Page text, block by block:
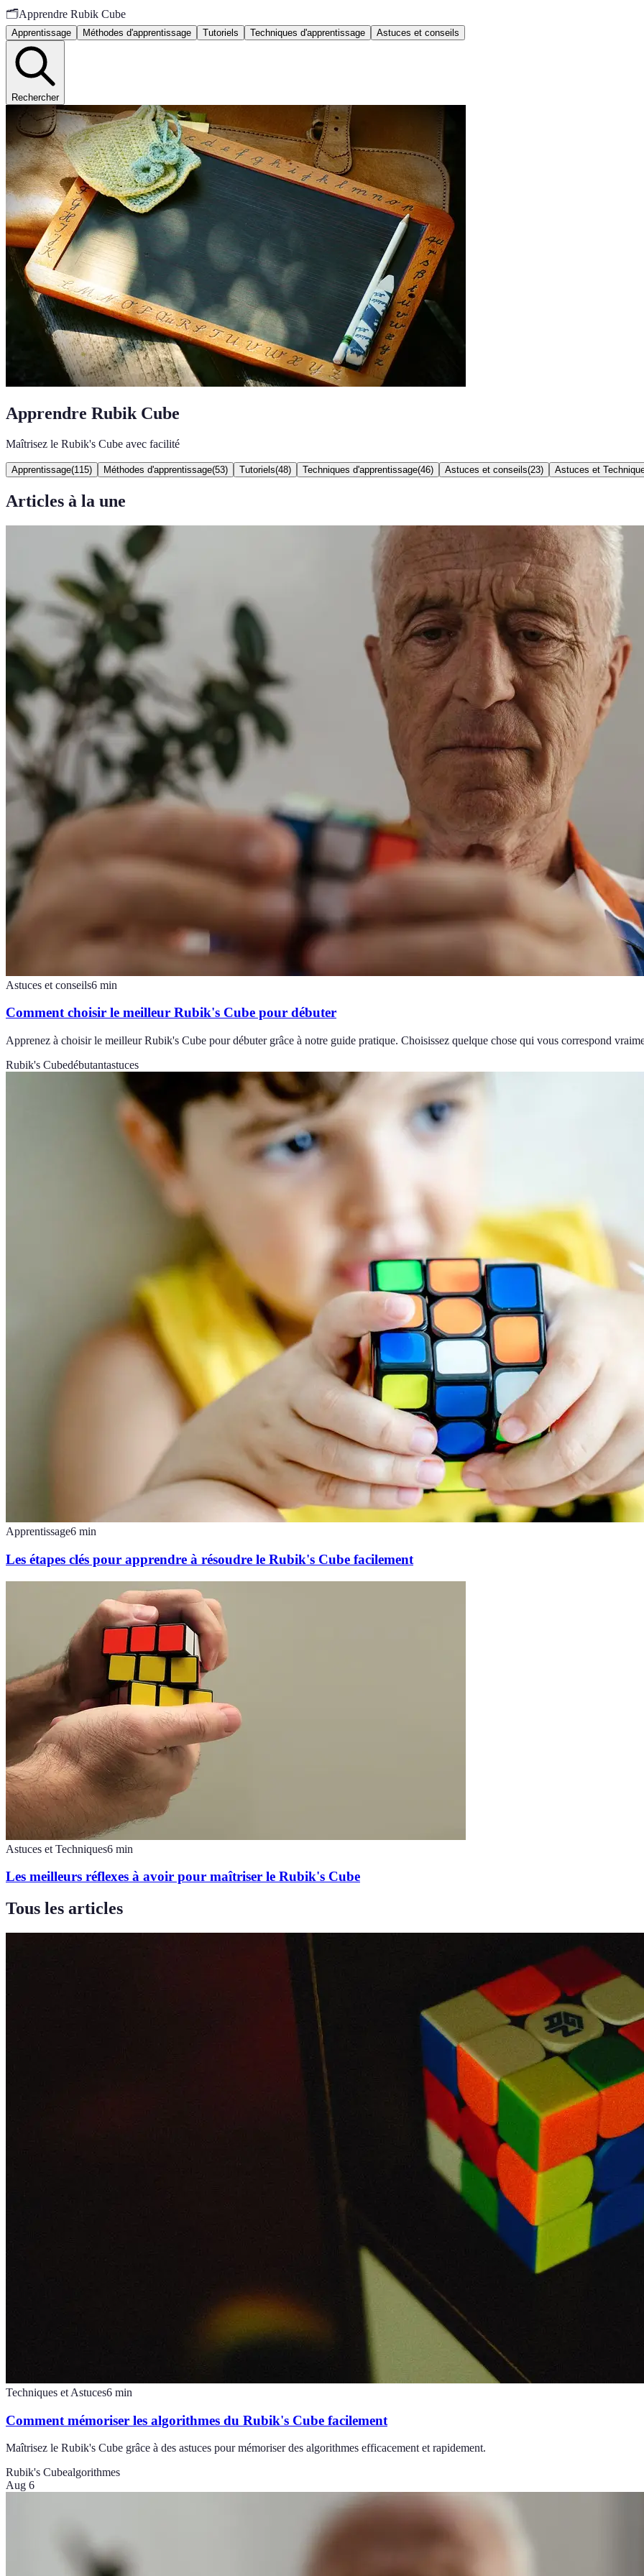
🗂️Apprendre Rubik Cube
Apprentissage Méthodes d'apprentissage Tutoriels Techniques d'apprentissage Astuces et conseils
Rechercher
Apprendre Rubik Cube
Maîtrisez le Rubik's Cube avec facilité
Apprentissage(115) Méthodes d'apprentissage(53) Tutoriels(48) Techniques d'apprentissage(46) Astuces et conseils(23) Astuces et
Articles à la une
Astuces et conseils6 min
Comment choisir le meilleur Rubik's Cube pour débuter
Apprenez à choisir le meilleur Rubik's Cube pour débuter grâce à notre guide pratique. Choisissez quelque chose qui vous correspond
Rubik's Cubedébutantastuces
Apprentissage6 min
Les étapes clés pour apprendre à résoudre le Rubik's Cube facilement
Astuces et Techniques6 min
Les meilleurs réflexes à avoir pour maîtriser le Rubik's Cube
Tous les articles
Techniques et Astuces6 min
Comment mémoriser les algorithmes du Rubik's Cube facilement
Maîtrisez le Rubik's Cube grâce à des astuces pour mémoriser des algorithmes efficacement et rapidement.
Rubik's Cubealgorithmes
Aug 6